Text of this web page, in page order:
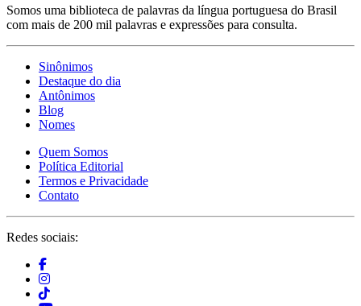
Somos uma biblioteca de palavras da língua portuguesa do Brasil
com mais de 200 mil palavras e expressões para consulta.
Sinônimos
Destaque do dia
Antônimos
Blog
Nomes
Quem Somos
Política Editorial
Termos e Privacidade
Contato
Redes sociais: